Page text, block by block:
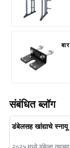
संबंधित ब्लॉग
डंबेलसह खांद्याचे स्नायू